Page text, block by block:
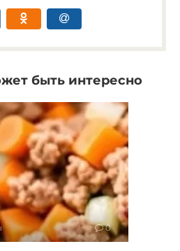
быть интересно
0